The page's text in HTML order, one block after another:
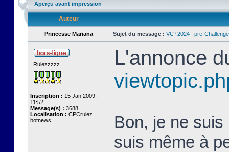
Aperçu avant impression
Auteur
Princesse Mariana Sujet du message : VC³ 2024 : pre-Challenge
Rulezzzzz
Inscription : 15 Jan 2009,
11:52
Message(s) : 3688
Localisation : CPCrulez
botnews
L'annonce
Bon, je ne
suis même à